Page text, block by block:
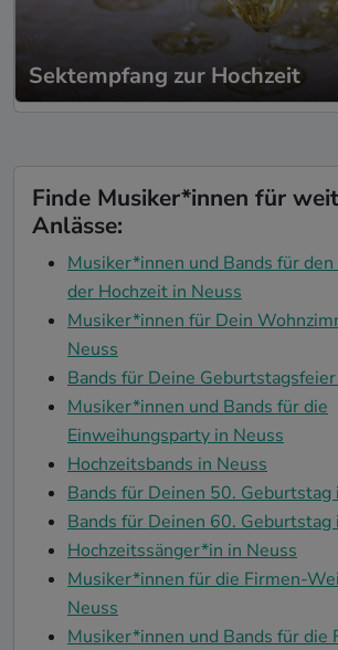
Sektempfang zur Hochzeit
Finde Musiker*innen für
Anlässe:
Musiker*innen und Bands für
der Hochzeit in Neuss
Musiker*innen für Dein
Neuss
Bands für Deine
Musiker*innen und Bands für die
Einweihungsparty in Neuss
Hochzeitsbands in Neuss
Bands für Deinen 50. Geburtstag
Bands für Deinen 60. Geburtstag
Hochzeitssänger*in in Neuss
Musiker*innen für die Firmen-
Neuss
Musiker*innen und Bands für die